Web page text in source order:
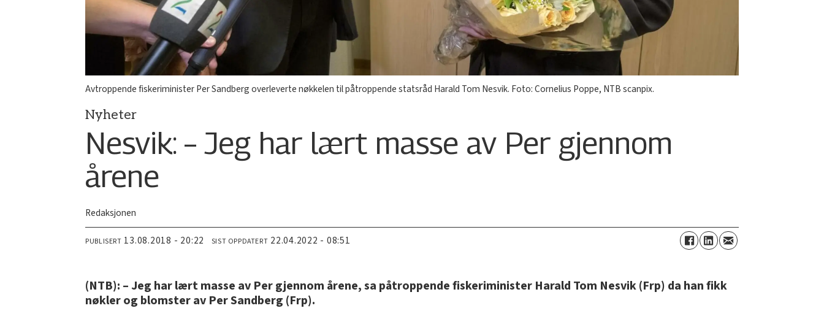
Avtroppende fiskeriminister Per Sandberg overleverte nøkkelen til påtroppende statsråd Harald Tom Nesvik. Foto: Cornelius Poppe, NTB scanpix.
Nyheter
Nesvik: – Jeg har lært masse av Per gjennom
årene
Redaksjonen
PUBLISERT 13.08.2018 - 20:22 SIST OPPDATERT 22.04.2022 - 08:51
(NTB): – Jeg har lært masse av Per gjennom årene, sa påtroppende fiskeriminister Harald Tom Nesvik (Frp) da han fikk
nøkler og blomster av Per Sandberg (Frp).